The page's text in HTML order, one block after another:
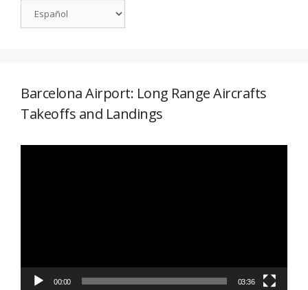
Barcelona Airport: Long Range Aircrafts
Takeoffs and Landings
00:00 03:36